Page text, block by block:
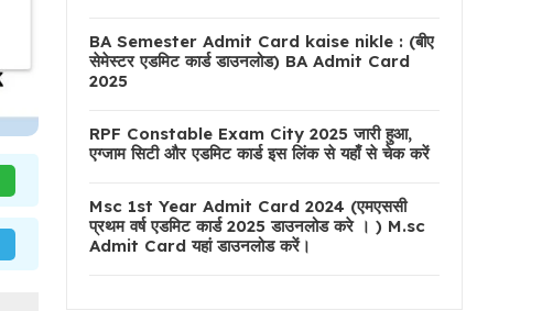
BA Semester Admit Card kaise nikle : (बीए
सेमेस्टर एडमिट कार्ड डाउनलोड) BA Admit Card
2025
RPF Constable Exam City 2025 जारी हुआ,
एग्जाम सिटी और एडमिट कार्ड इस लिंक से यहाँ से चेक करें
Msc 1st Year Admit Card 2024 (एमएससी
प्रथम वर्ष एडमिट कार्ड 2025 डाउनलोड करे । ) M.sc
Admit Card यहां डाउनलोड करें।